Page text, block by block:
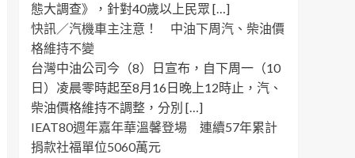
態大調查》，針對40歲以上民眾 […]
快訊／汽機車主注意！ 中油下周汽、柴油價
格維持不變
台灣中油公司今（8）日宣布，自下周一（10
日）凌晨零時起至8月16日晚上12時止，汽、
柴油價格維持不調整，分別 […]
IEAT80週年嘉年華溫馨登場 連續57年累計
捐款社福單位5060萬元